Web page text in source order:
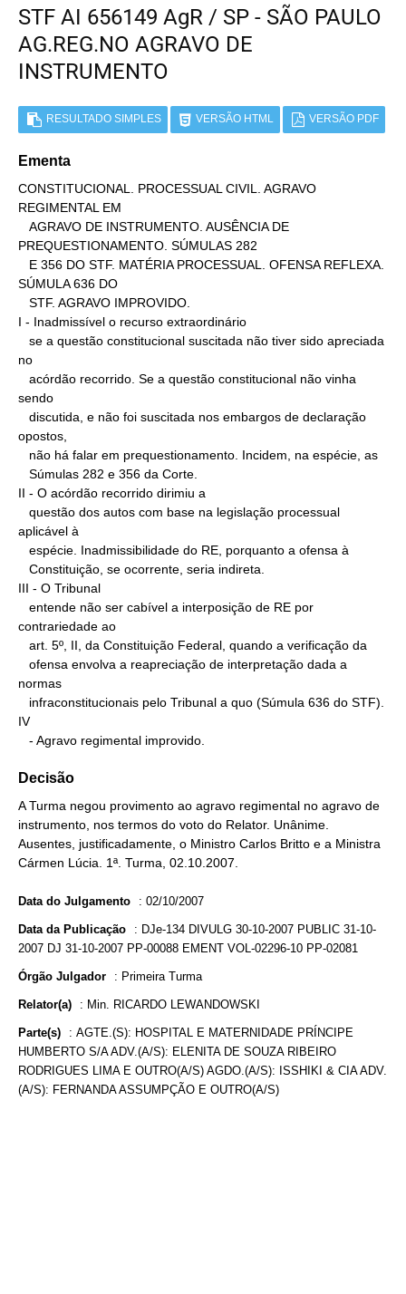
STF AI 656149 AgR / SP - SÃO PAULO
AG.REG.NO AGRAVO DE
INSTRUMENTO
RESULTADO SIMPLES VERSÃO HTML VERSÃO PDF
Ementa
CONSTITUCIONAL. PROCESSUAL CIVIL. AGRAVO
REGIMENTAL EM
PREQUESTIONAMENTO. SÚMULAS 282
SÚMULA 636 DO
I - Inadmissível o recurso extraordinário
no
sendo
opostos,
II - O acórdão recorrido dirimiu a
aplicável à
III - O Tribunal
contrariedade ao
normas
IV
   - Agravo regimental improvido.
Decisão
A Turma negou provimento ao agravo regimental no agravo de
instrumento, nos termos do voto do Relator. Unânime.
Ausentes, justificadamente, o Ministro Carlos Britto e a Ministra
Cármen Lúcia. 1ª. Turma, 02.10.2007.
Data do Julgamento : 02/10/2007
Data da Publicação : DJe-134 DIVULG 30-10-2007 PUBLIC 31-10-
2007 DJ 31-10-2007 PP-00088 EMENT VOL-02296-10 PP-02081
Órgão Julgador : Primeira Turma
Relator(a) : Min. RICARDO LEWANDOWSKI
Parte(s) : AGTE.(S): HOSPITAL E MATERNIDADE PRÍNCIPE
HUMBERTO S/A ADV.(A/S): ELENITA DE SOUZA RIBEIRO
RODRIGUES LIMA E OUTRO(A/S) AGDO.(A/S): ISSHIKI & CIA ADV.
(A/S): FERNANDA ASSUMPÇÃO E OUTRO(A/S)